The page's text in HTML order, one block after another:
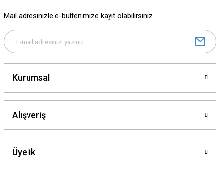
Bu ürüne benzer farklı alternatifler olmalı.
Mail adresinizle e-bültenimize kayıt olabilirsiniz.
Kurumsal
Alışveriş
Üyelik